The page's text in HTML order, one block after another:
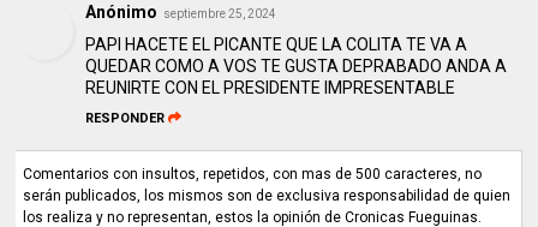
Anónimo septiembre 25, 2024
PAPI HACETE EL PICANTE QUE LA COLITA TE VA A
QUEDAR COMO A VOS TE GUSTA DEPRABADO ANDA A
REUNIRTE CON EL PRESIDENTE IMPRESENTABLE
RESPONDER
Comentarios con insultos, repetidos, con mas de 500 caracteres, no
serán publicados, los mismos son de exclusiva responsabilidad de quien
los realiza y no representan, estos la opinión de Cronicas Fueguinas.